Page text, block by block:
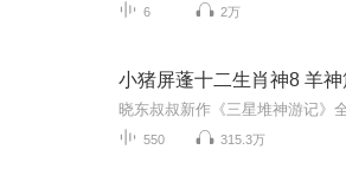
6 2万
550 315.3万